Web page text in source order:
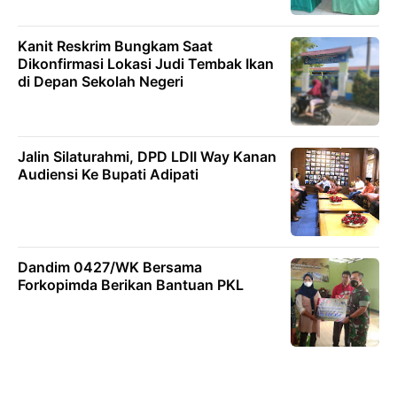
Kanit Reskrim Bungkam Saat
Dikonfirmasi Lokasi Judi Tembak Ikan
di Depan Sekolah Negeri
Jalin Silaturahmi, DPD LDII Way Kanan
Audiensi Ke Bupati Adipati
Dandim 0427/WK Bersama
Forkopimda Berikan Bantuan PKL